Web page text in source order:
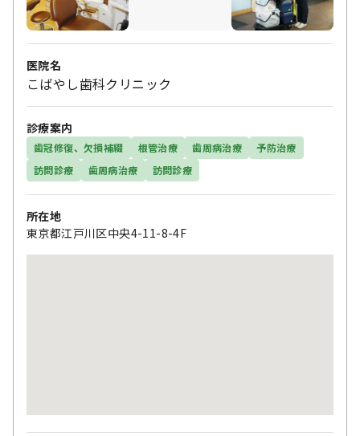
医院名
こばやし歯科クリニック
診療案内
歯冠修復、欠損補綴 根管治療 歯周病治療
予防治療
訪問診療
歯周病治療 訪問診療
所在地
東京都江戸川区中央4-11-8-4F